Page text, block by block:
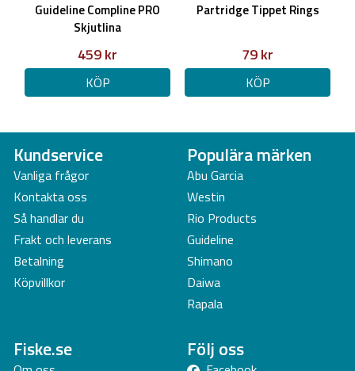
Guideline Compline PRO
Skjutlina
459 kr
KÖP
Partridge Tippet Rings
79 kr
KÖP
Kundservice
Vanliga frågor
Kontakta oss
Så handlar du
Frakt och leverans
Betalning
Köpvillkor
Populära märken
Abu Garcia
Westin
Rio Products
Guideline
Shimano
Daiwa
Rapala
Fiske.se Följ oss